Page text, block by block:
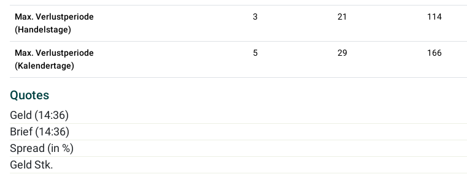
Max. Verlustperiode
(Handelstage)
3 21 114
Max. Verlustperiode
(Kalendertage)
5 29 166
Quotes
Geld (14:36)
Brief (14:36)
Spread (in %)
Geld Stk.